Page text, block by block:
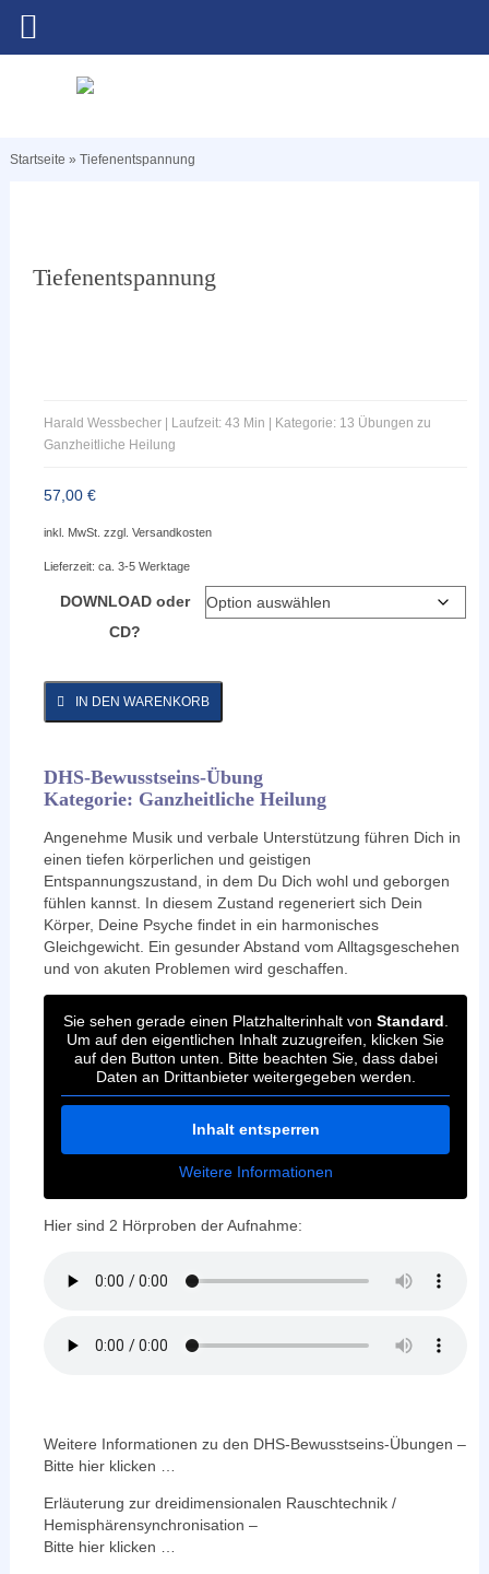
Startseite » Tiefenentspannung
Tiefenentspannung
Harald Wessbecher | Laufzeit: 43 Min | Kategorie: 13 Übungen zu
Ganzheitliche Heilung
57,00€
inkl. MwSt. zzgl.Versandkosten
Lieferzeit:ca. 3-5 Werktage
DOWNLOAD oder
CD?
IN DEN WARENKORB
DHS-Bewusstseins-Übung
Kategorie: Ganzheitliche Heilung
Angenehme Musik und verbale Unterstützung führen Dich in
einen tiefen körperlichen und geistigen
Entspannungszustand, in dem Du Dich wohl und geborgen
fühlen kannst. In diesem Zustand regeneriert sich Dein
Körper, Deine Psyche findet in ein harmonisches
Gleichgewicht. Ein gesunder Abstand vom Alltagsgeschehen
und von akuten Problemen wird geschaffen.
Sie sehen gerade einen Platzhalterinhalt von Standard
Um auf den eigentlichen Inhalt zuzugreifen, klicken Sie
auf den Button unten. Bitte beachten Sie, dass dabei
Daten an Drittanbieter weitergegeben werden.
Inhalt entsperren
Weitere Informationen
Hier sind 2 Hörproben der Aufnahme:
Weitere Informationen zu den DHS-Bewusstseins-Übungen –
Bitte hier klicken …
Erläuterung zur dreidimensionalen Rauschtechnik /
Hemisphärensynchronisation –
Bitte hier klicken …